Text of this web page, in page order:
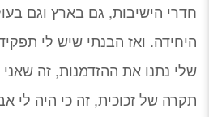
חדרי הישיבות, גם בארץ וגם
היחידה. ואז הבנתי שיש לי
שלי נתנו את ההזדמנות, זה
תקרה של זכוכית, זה כי היה